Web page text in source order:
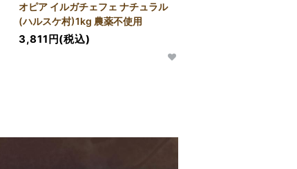
オピア イルガチェフェ ナチュラル
(ハルスケ村)1kg 農薬不使用
3,811円(税込)